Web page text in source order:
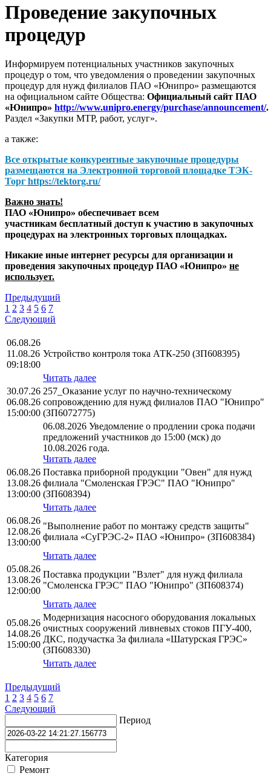
Проведение закупочных
процедур
Информируем потенциальных участников закупочных
процедур о том, что уведомления о проведении закупочных
процедур для нужд филиалов ПАО «Юнипро» размещаются
на официальном сайте Общества: Официальный сайт ПАО
«Юнипро» http://www.unipro.energy/purchase/announcement/.
Раздел «Закупки МТР, работ, услуг».
а также:
Все открытые конкурентные закупочные процедуры
размещаются на Электронной торговой площадке ТЭК-
Торг https://tektorg.ru/
Важно знать!
ПАО «Юнипро» обеспечивает всем
участникам бесплатный доступ к участию в закупочных
процедурах на электронных торговых площадках.
Никакие иные интернет ресурсы для организации и
проведения закупочных процедур ПАО «Юнипро» не
использует.
Предыдущий
1 2 3 4 5 6 7
Следующий
06.08.26
11.08.26
09:18:00
Устройство контроля тока АТК-250 (ЗП608395)
Читать далее
30.07.26
06.08.26
15:00:00
257_Оказание услуг по научно-техническому
сопровождению для нужд филиалов ПАО "Юнипро"
(ЗП6072775)
06.08.2026 Уведомление о продлении срока подачи
предложений участников до 15:00 (мск) до
10.08.2026 года.
Читать далее
06.08.26
13.08.26
13:00:00
Поставка приборной продукции "Овен" для нужд
филиала "Смоленская ГРЭС" ПАО "Юнипро"
(ЗП608394)
Читать далее
06.08.26
12.08.26
13:00:00
"Выполнение работ по монтажу средств защиты"
филиала «СуГРЭС-2» ПАО «Юнипро» (ЗП608384)
Читать далее
05.08.26
13.08.26
12:00:00
Поставка продукции "Взлет" для нужд филиала
"Смоленска ГРЭС" ПАО "Юнипро" (ЗП608374)
Читать далее
05.08.26
14.08.26
15:00:00
Модернизация насосного оборудования локальных
очистных сооружений ливневых стоков ПГУ-400,
ДКС, подучастка 3а филиала «Шатурская ГРЭС»
(ЗП608330)
Читать далее
Предыдущий
1 2 3 4 5 6 7
Следующий
Период
Категория
Ремонт